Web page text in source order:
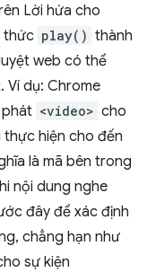
Lời hứa cho
thức play() thành
web có thể
Ví dụ: Chrome
<video> cho
thực hiện cho đến
là mã bên trong
nội dung nghe
đây để xác định
chẳng hạn như
sự kiện